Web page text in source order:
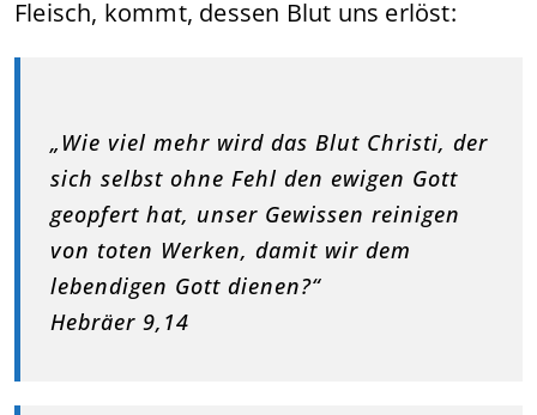
Fleisch, kommt, dessen Blut uns erlöst:
„Wie viel mehr wird das Blut Christi, der
sich selbst ohne Fehl den ewigen Gott
geopfert hat, unser Gewissen reinigen
von toten Werken, damit wir dem
lebendigen Gott dienen?“
Hebräer 9,14